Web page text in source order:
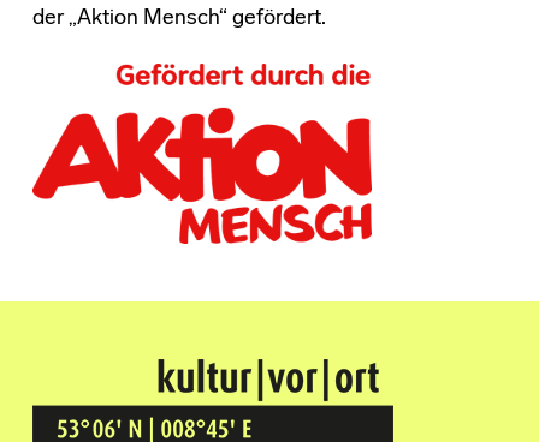
der „Aktion Mensch“ gefördert.
Kultur Vor Ort
BREMEN GRÖPELINGEN